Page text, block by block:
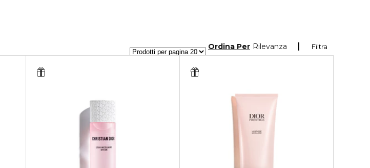
Filtra
Ordina Per Rilevanza